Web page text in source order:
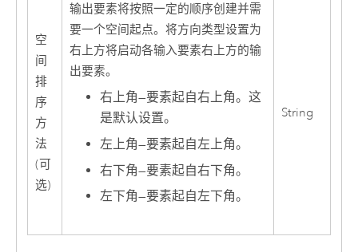
空
间
排
序
方
法
(可
选)
输出要素将按照一定的顺序创建并需
要一个空间起点。将方向类型设置为
右上方将启动各输入要素右上方的输
出要素。
右上角—要素起自右上角。这
是默认设置。
左上角—要素起自左上角。
右下角—要素起自右下角。
左下角—要素起自左下角。
String